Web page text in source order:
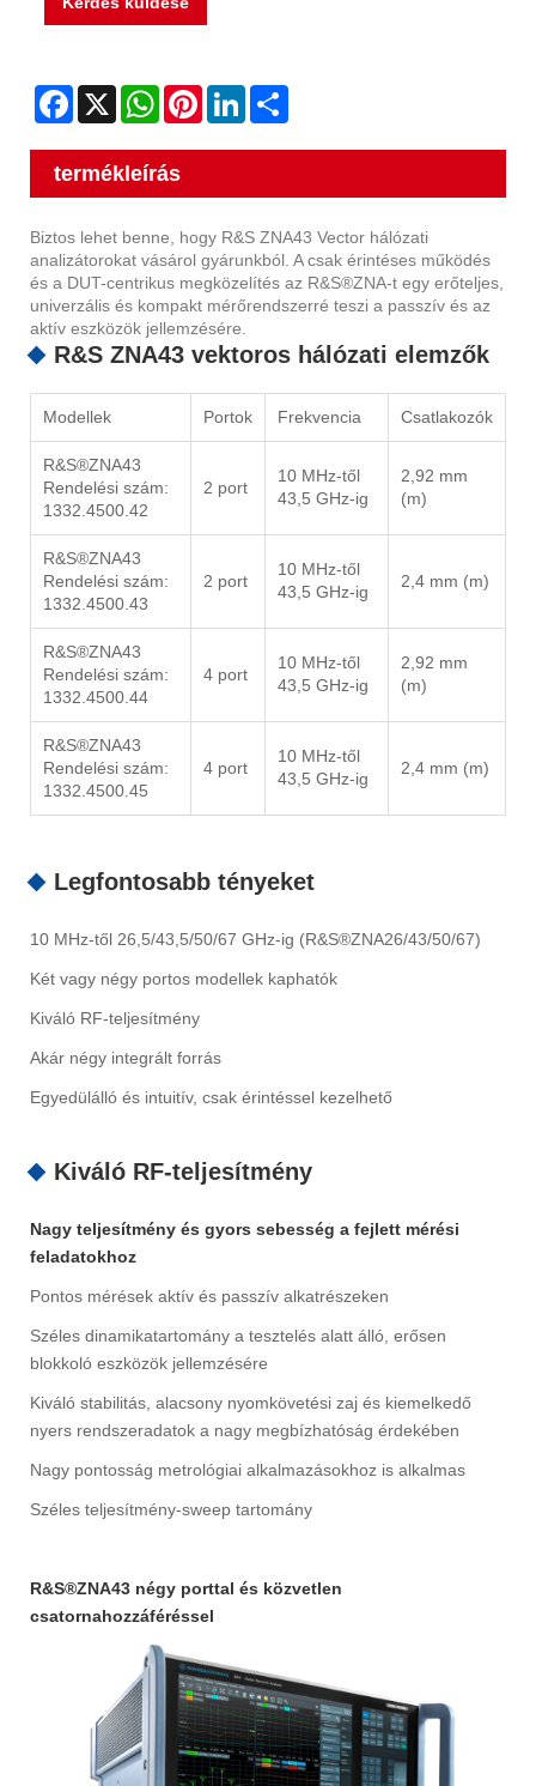
Facebook
X WhatsAppPinterestLinkedIn
termékleírás
Biztos lehet benne, hogy R&S ZNA43 Vector hálózati
analizátorokat vásárol gyárunkból. A csak érintéses működés
és a DUT-centrikus megközelítés az R&S®ZNA-t egy erőteljes,
univerzális és kompakt mérőrendszerré teszi a passzív és az
aktív eszközök jellemzésére.
R&S ZNA43 vektoros hálózati elemzők
Modellek Portok Frekvencia Csatlakozók
R&S®ZNA43
Rendelési szám:
1332.4500.42
2 port
10 MHz-től
43,5 GHz-ig
2,92 mm
(m)
R&S®ZNA43
Rendelési szám:
1332.4500.43
2 port
10 MHz-től
43,5 GHz-ig
2,4 mm (m)
R&S®ZNA43
Rendelési szám:
1332.4500.44
4 port
10 MHz-től
43,5 GHz-ig
2,92 mm
(m)
R&S®ZNA43
Rendelési szám:
1332.4500.45
4 port
10 MHz-től
43,5 GHz-ig
2,4 mm (m)
Legfontosabb tényeket
10 MHz-től 26,5/43,5/50/67 GHz-ig (R&S®ZNA26/43/50/67)
Két vagy négy portos modellek kaphatók
Kiváló RF-teljesítmény
Akár négy integrált forrás
Egyedülálló és intuitív, csak érintéssel kezelhető
Kiváló RF-teljesítmény
Nagy teljesítmény és gyors sebesség a fejlett mérési
feladatokhoz
Pontos mérések aktív és passzív alkatrészeken
Széles dinamikatartomány a tesztelés alatt álló, erősen
blokkoló eszközök jellemzésére
Kiváló stabilitás, alacsony nyomkövetési zaj és kiemelkedő
nyers rendszeradatok a nagy megbízhatóság érdekében
Nagy pontosság metrológiai alkalmazásokhoz is alkalmas
Széles teljesítmény-sweep tartomány
R&S®ZNA43 négy porttal és közvetlen
csatornahozzáféréssel